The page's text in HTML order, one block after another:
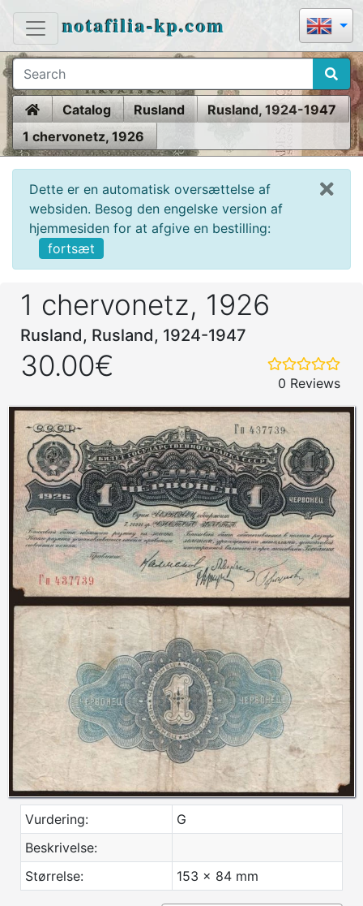
notafilia-kp.com
HomeCatalog Rusland
Rusland, 1924-1947
1 chervonetz, 1926
Dette er en automatisk oversættelse af
websiden. Besog den engelske version af
hjemmesiden for at afgive en bestilling:
fortsæt
1 chervonetz, 1926
Rusland, Rusland, 1924-1947
30.00€
0 Reviews
Vurdering:
G
Beskrivelse:
Størrelse:
153 x 84 mm